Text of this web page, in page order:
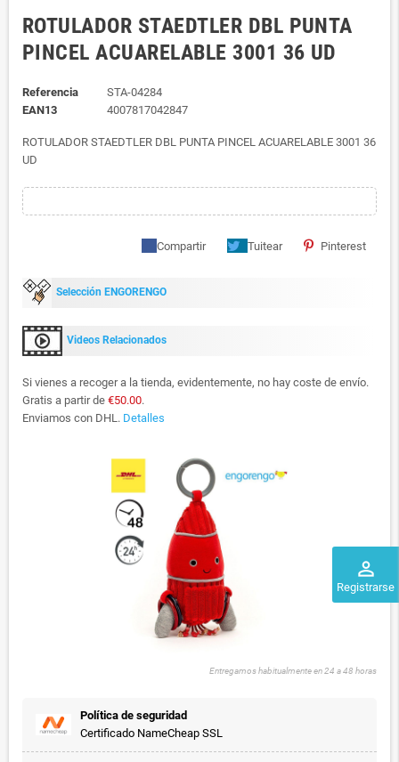
perm_identity
Registrarse
ROTULADOR STAEDTLER DBL PUNTA
PINCEL ACUARELABLE 3001 36 UD
Referencia
STA-04284
EAN13
4007817042847
ROTULADOR STAEDTLER DBL PUNTA PINCEL ACUARELABLE 3001 36
UD
Compartir Tuitear Pinterest
Selección ENGORENGO
Videos Relacionados
Si vienes a recoger a la tienda, evidentemente, no hay coste de envío.
Gratis a partir de €50.00.
Enviamos con DHL. Detalles
Entregamos habitualmente en 24 a 48 horas
Política de seguridad
Certificado NameCheap SSL